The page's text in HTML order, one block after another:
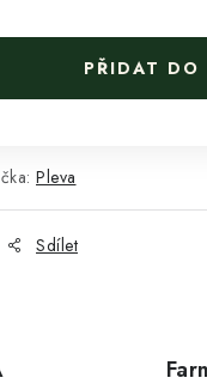
PŘIDAT DO
Pleva
Sdílet